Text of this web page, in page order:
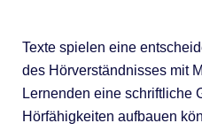
Texte spielen eine
des Hörverständnisses mit
Lernenden eine schriftliche
Hörfähigkeiten aufbauen